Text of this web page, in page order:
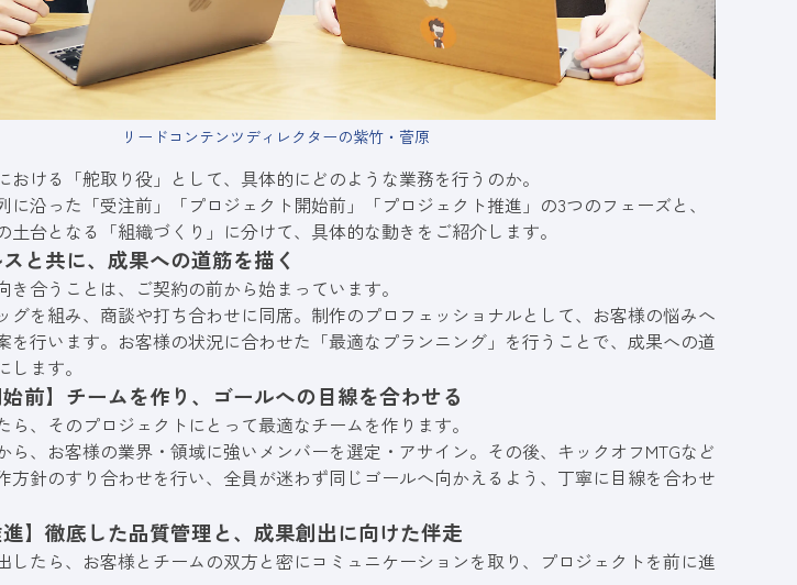
リードコンテンツディレクターの紫竹・菅原
おける「舵取り役」として、具体的にどのような業務を行うのか。
に沿った「受注前」「プロジェクト開始前」「プロジェクト推進」の3つのフェーズと、
土台となる「組織づくり」に分けて、具体的な動きをご紹介します。
スと共に、成果への道筋を描く
き合うことは、ご契約の前から始まっています。
グを組み、商談や打ち合わせに同席。制作のプロフェッショナルとして、お客様の悩みへ
を行います。お客様の状況に合わせた「最適なプランニング」を行うことで、成果への道
ます。
始前】チームを作り、ゴールへの目線を合わせる
ら、そのプロジェクトにとって最適なチームを作ります。
ら、お客様の業界・領域に強いメンバーを選定・アサイン。その後、キックオフMTGなど
方針のすり合わせを行い、全員が迷わず同じゴールへ向かえるよう、丁寧に目線を合わせ
進】徹底した品質管理と、成果創出に向けた伴走
したら、お客様とチームの双方と密にコミュニケーションを取り、プロジェクトを前に進